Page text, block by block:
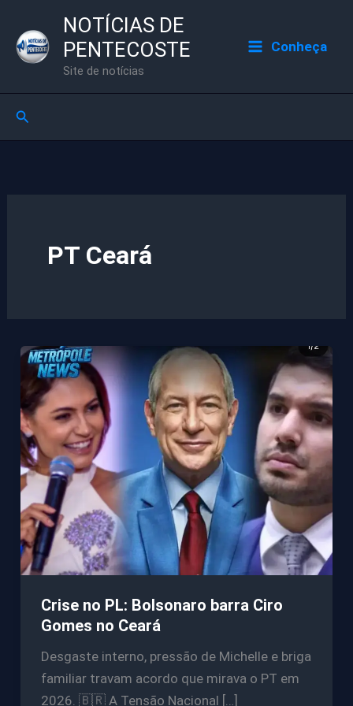
para
NOTÍCIAS DE
PENTECOSTE
Site de notícias
Conheça
Pesquisar
PT Ceará
Crise no PL: Bolsonaro barra Ciro
Gomes no Ceará
Desgaste interno, pressão de Michelle e briga
familiar travam acordo que mirava o PT em
2026. 🇧🇷 A Tensão Nacional […]